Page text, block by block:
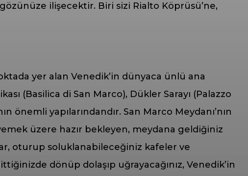
ilişecektir. Biri sizi Rialto Köprüsü’ne,
yer alan Venedik’in dünyaca ünlü ana
(Basilica di San Marco), Dükler Sarayı (Palazzo
önemli yapılarındandır. San Marco Meydanı’nın
üzere hazır bekleyen, meydana geldiğiniz
oturup soluklanabileceğiniz kafeler ve
dönüp dolaşıp uğrayacağınız, Venedik’in